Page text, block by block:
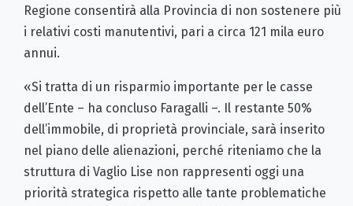
Regione consentirà alla Provincia di non sostenere più
i relativi costi manutentivi, pari a circa 121 mila euro
annui.
«Si tratta di un risparmio importante per le casse
dell’Ente – ha concluso Faragalli –. Il restante 50%
dell’immobile, di proprietà provinciale, sarà inserito
nel piano delle alienazioni, perché riteniamo che la
struttura di Vaglio Lise non rappresenti oggi una
priorità strategica rispetto alle tante problematiche